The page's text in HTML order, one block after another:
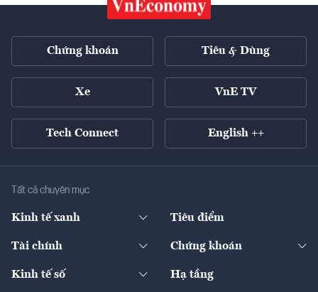
Chứng khoán Tiêu & Dùng
Xe VnE TV
Tech Connect English ++
Tất cả chuyên mục
Kinh tế xanh Tiêu điểm
Tài chính
Ngân hàng
Chứng khoán
Doanh nghiệp niêm yết
Kinh tế số Hạ tầng